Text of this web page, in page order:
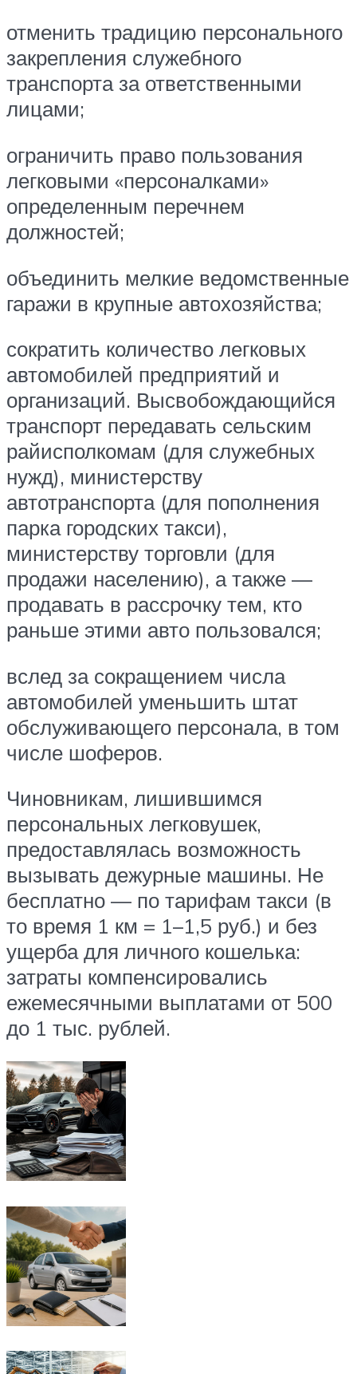
отменить традицию персонального
закрепления служебного
транспорта за ответственными
лицами;
ограничить право пользования
легковыми «персоналками»
определенным перечнем
должностей;
объединить мелкие ведомственные
гаражи в крупные автохозяйства;
сократить количество легковых
автомобилей предприятий и
организаций. Высвобождающийся
транспорт передавать сельским
райисполкомам (для служебных
нужд), министерству
автотранспорта (для пополнения
парка городских такси),
министерству торговли (для
продажи населению), а также —
продавать в рассрочку тем, кто
раньше этими авто пользовался;
вслед за сокращением числа
автомобилей уменьшить штат
обслуживающего персонала, в том
числе шоферов.
Чиновникам, лишившимся
персональных легковушек,
предоставлялась возможность
вызывать дежурные машины. Не
бесплатно — по тарифам такси (в
то время 1 км = 1–1,5 руб.) и без
ущерба для личного кошелька:
затраты компенсировались
ежемесячными выплатами от 500
до 1 тыс. рублей.